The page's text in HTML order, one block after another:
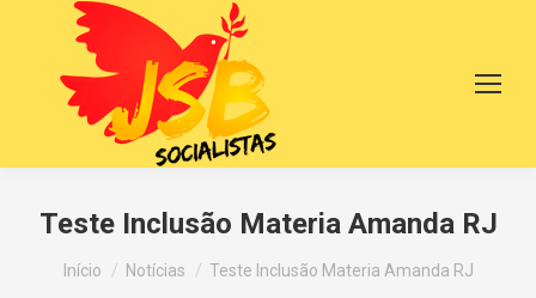
Teste Inclusão Materia Amanda RJ
Você está aqui:
Início Notícias Teste Inclusão Materia Amanda RJ